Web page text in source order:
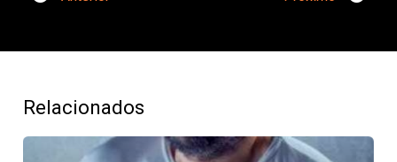
Relacionados